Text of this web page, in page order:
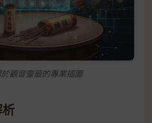
觀音靈籤的專業插圖